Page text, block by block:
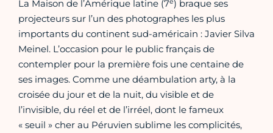
La Maison de l’Amérique latine (7 ) braque ses
projecteurs sur l’un des photographes les plus
importants du continent sud-américain : Javier Silva
Meinel. L’occasion pour le public français de
contempler pour la première fois une centaine de
ses images. Comme une déambulation arty, à la
croisée du jour et de la nuit, du visible et de
l’invisible, du réel et de l’irréel, dont le fameux
« seuil » cher au Péruvien sublime les complicités,